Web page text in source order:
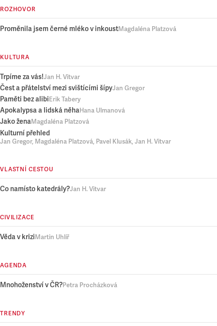
ROZHOVOR
Proměnila jsem černé mléko v inkoustMagdaléna Platzová
KULTURA
Trpíme za vás!Jan H. Vitvar
Čest a přátelství mezi svištícími šípyJan Gregor
Paměti bez alibiErik Tabery
Apokalypsa a lidská něhaHana Ulmanová
Jako ženaMagdaléna Platzová
Kulturní přehled
Jan Gregor, Magdaléna Platzová, Pavel Klusák, Jan H. Vitvar
VLASTNÍ CESTOU
Co namísto katedrály?Jan H. Vitvar
CIVILIZACE
Věda v kriziMartin Uhlíř
AGENDA
Mnohoženství v ČR?Petra Procházková
TRENDY